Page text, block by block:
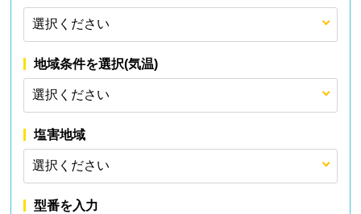
地域条件を選択(気温)
塩害地域
型番を入力